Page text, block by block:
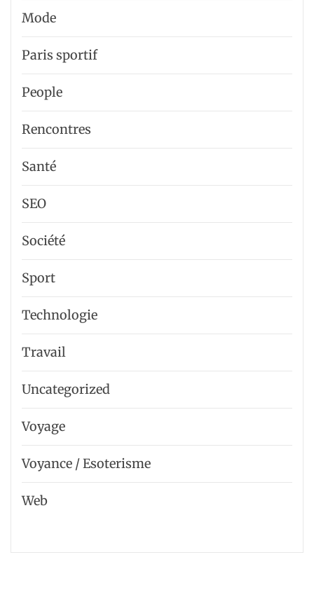
Mode
Paris sportif
People
Rencontres
Santé
SEO
Société
Sport
Technologie
Travail
Uncategorized
Voyage
Voyance / Esoterisme
Web